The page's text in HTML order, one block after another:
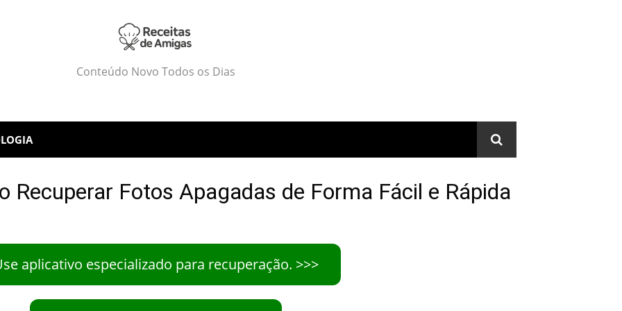
Conteúdo Novo Todos os Dias
Recuperar Fotos Apagadas de Forma Fácil e Rápida
aplicativo especializado para recuperação. >>>